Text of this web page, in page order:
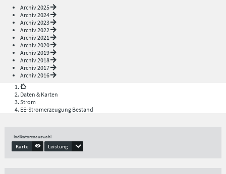
Archiv 2025
Archiv 2024
Archiv 2023
Archiv 2022
Archiv 2021
Archiv 2020
Archiv 2019
Archiv 2018
Archiv 2017
Archiv 2016
Daten & Karten
Strom
EE-Stromerzeugung Bestand
Indikatorenauswahl
Karte Leistung